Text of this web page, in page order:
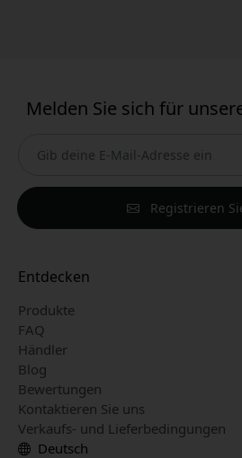
Melden Sie sich für
Registrieren
Entdecken
Produkte
FAQ
Händler
Blog
Bewertungen
Kontaktieren Sie uns
Verkaufs- und Lieferbedingungen
Deutsch